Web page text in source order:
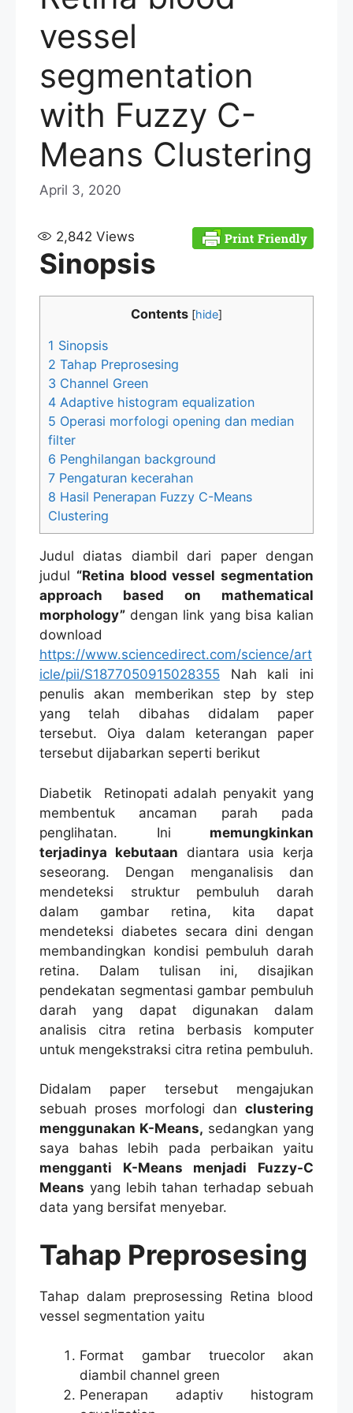
vessel
segmentation
with Fuzzy C-
Means Clustering
April 3, 2020
2,842 Views
Sinopsis
Contents [hide]
1 Sinopsis
2 Tahap Preprosesing
3 Channel Green
4 Adaptive histogram equalization
5 Operasi morfologi opening dan median
filter
6 Penghilangan background
7 Pengaturan kecerahan
8 Hasil Penerapan Fuzzy C-Means
Clustering
Judul diatas diambil dari paper dengan
judul “Retina blood vessel segmentation
approach based on mathematical
morphology” dengan link yang bisa kalian
download
https://www.sciencedirect.com/science/art
icle/pii/S1877050915028355 Nah kali ini
penulis akan memberikan step by step
yang telah dibahas didalam paper
tersebut. Oiya dalam keterangan paper
tersebut dijabarkan seperti berikut
Diabetik Retinopati adalah penyakit yang
membentuk ancaman parah pada
penglihatan. Ini memungkinkan
terjadinya kebutaan diantara usia kerja
seseorang. Dengan menganalisis dan
mendeteksi struktur pembuluh darah
dalam gambar retina, kita dapat
mendeteksi diabetes secara dini dengan
membandingkan kondisi pembuluh darah
retina. Dalam tulisan ini, disajikan
pendekatan segmentasi gambar pembuluh
darah yang dapat digunakan dalam
analisis citra retina berbasis komputer
untuk mengekstraksi citra retina pembuluh.
Didalam paper tersebut mengajukan
sebuah proses morfologi dan clustering
menggunakan K-Means, sedangkan yang
saya bahas lebih pada perbaikan yaitu
mengganti K-Means menjadi Fuzzy-C
Means yang lebih tahan terhadap sebuah
data yang bersifat menyebar.
Tahap Preprosesing
Tahap dalam preprosessing Retina blood
vessel segmentation yaitu
Format gambar truecolor akan
diambil channel green
Penerapan adaptiv histogram